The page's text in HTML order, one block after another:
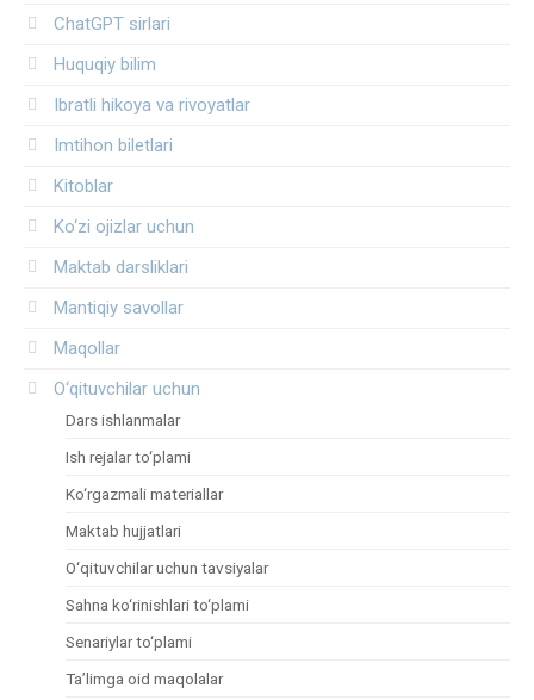
ChatGPT sirlari
Huquqiy bilim
Ibratli hikoya va rivoyatlar
Imtihon biletlari
Kitoblar
Ko‘zi ojizlar uchun
Maktab darsliklari
Mantiqiy savollar
Maqollar
O‘qituvchilar uchun
Dars ishlanmalar
Ish rejalar to‘plami
Ko‘rgazmali materiallar
Maktab hujjatlari
O‘qituvchilar uchun tavsiyalar
Sahna ko‘rinishlari to‘plami
Senariylar to‘plami
Ta’limga oid maqolalar